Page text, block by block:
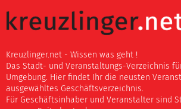
Kreuzlinger.net - Wissen was geht !
Das Stadt- und Veranstaltungs-Verzeichnis
Umgebung. Hier findet Ihr die neusten
ausgewähltes Geschäftsverzeichnis.
Für Geschäftsinhaber und Veranstalter sind